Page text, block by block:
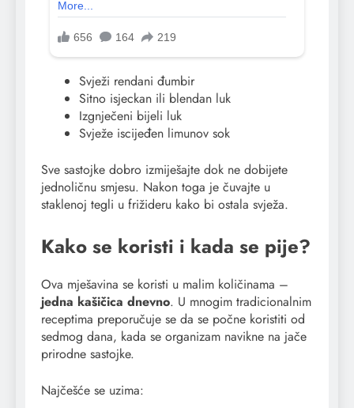
Svježi rendani đumbir
Sitno isjeckan ili blendan luk
Izgnječeni bijeli luk
Svježe iscijeđen limunov sok
Sve sastojke dobro izmiješajte dok ne dobijete
jednoličnu smjesu. Nakon toga je čuvajte u
staklenoj tegli u frižideru kako bi ostala svježa.
Kako se koristi i kada se pije?
Ova mješavina se koristi u malim količinama –
jedna kašičica dnevno. U mnogim tradicionalnim
receptima preporučuje se da se počne koristiti od
sedmog dana, kada se organizam navikne na jače
prirodne sastojke.
Najčešće se uzima: